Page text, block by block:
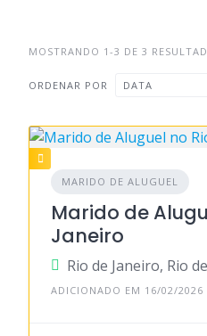
MOSTRANDO 1-3 DE 3
ORDENAR POR
MARIDO DE ALUGUEL
Marido de
Janeiro
Rio de Janeiro, Rio
ADICIONADO EM 16/02/2026